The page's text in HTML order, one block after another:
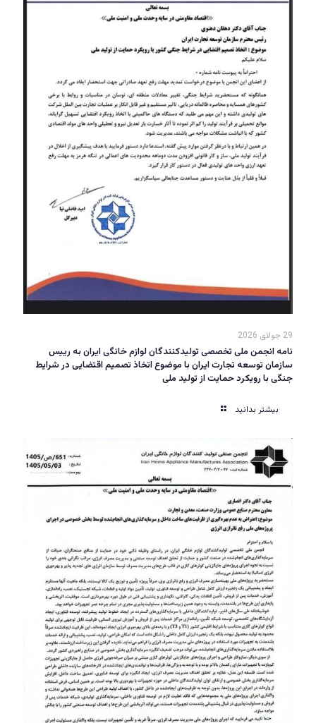
29 جولای 2026
نامه انجمن ملی تخصصی تولیدکنندگان لوازم خانگی ایران به رییس
سازمان توسعه تجارت ایران با موضوع اتخاذ تصمیم اقتضایی در شرایط
جنگی با رویکرد حمایت از تولید ملی
بیشتر بدانید